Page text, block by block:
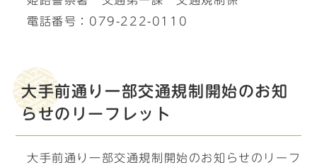
電話番号：079-222-0110
大手前通り一部交通規制開始のお知
らせのリーフレット
大手前通り一部交通規制開始のお知らせのリーフ